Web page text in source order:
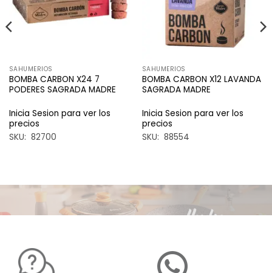
SAHUMERIOS
BOMBA CARBON X24 7
PODERES SAGRADA MADRE
Inicia Sesion para ver los
precios
SKU: 82700
SAHUMERIOS
BOMBA CARBON X12 LAVANDA
SAGRADA MADRE
Inicia Sesion para ver los
precios
SKU: 88554